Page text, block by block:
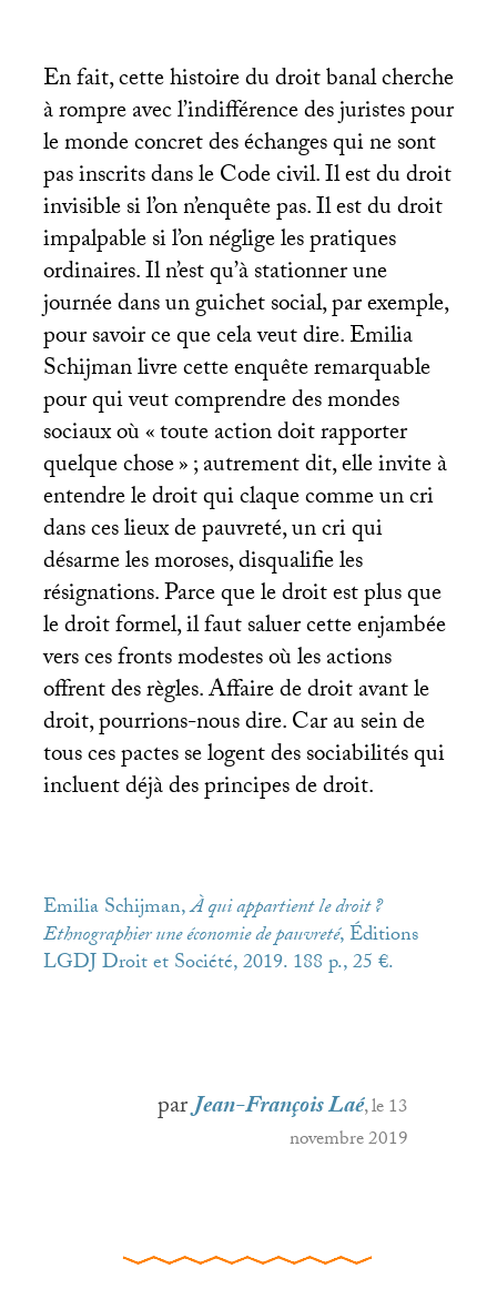
En fait, cette histoire du droit banal cherche
à rompre avec l’indifférence des juristes pour
le monde concret des échanges qui ne sont
pas inscrits dans le Code civil. Il est du droit
invisible si l’on n’enquête pas. Il est du droit
impalpable si l’on néglige les pratiques
ordinaires. Il n’est qu’à stationner une
journée dans un guichet social, par exemple,
pour savoir ce que cela veut dire. Emilia
Schijman livre cette enquête remarquable
pour qui veut comprendre des mondes
sociaux où «toute action doit rapporter
quelque chose»; autrement dit, elle invite à
entendre le droit qui claque comme un cri
dans ces lieux de pauvreté, un cri qui
désarme les moroses, disqualifie les
résignations. Parce que le droit est plus que
le droit formel, il faut saluer cette enjambée
vers ces fronts modestes où les actions
offrent des règles. Affaire de droit avant le
droit, pourrions-nous dire. Car au sein de
tous ces pactes se logent des sociabilités qui
incluent déjà des principes de droit.
Emilia Schijman,À qui appartient le droit?
Ethnographier une économie de pauvreté, Éditions
LGDJDroit et Société, 2019. 188 p., 25 €.
parJean-François Laé, le 13
novembre 2019